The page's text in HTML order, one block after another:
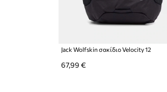
Jack Wolfskin σακίδιο Velocity 12
67,99 €